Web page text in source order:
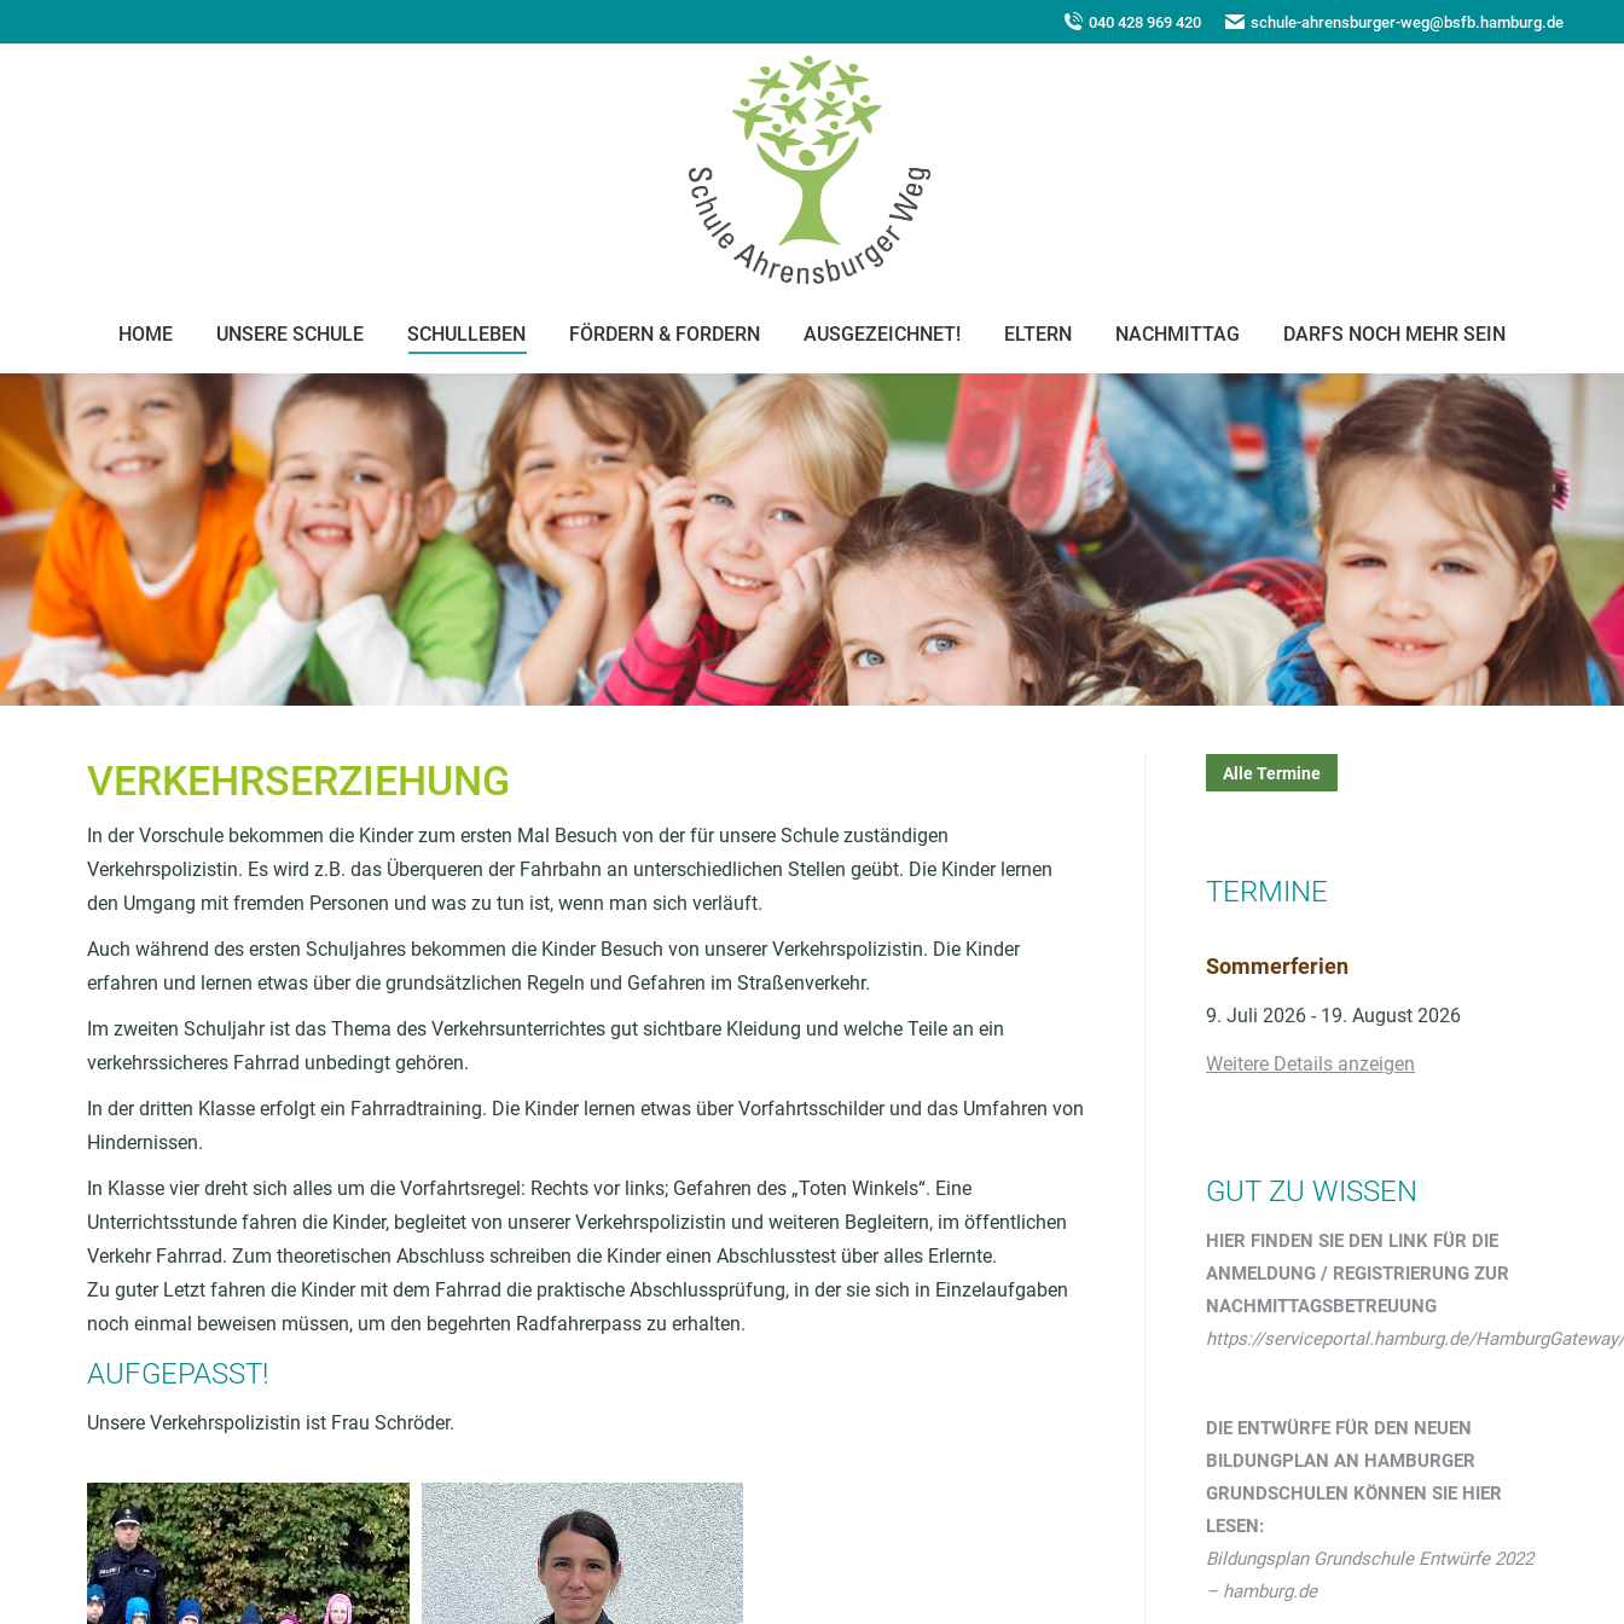
040 428 969 420 schule-ahrensburger-weg@bsfb.hamburg.de
HOME UNSERE SCHULE SCHULLEBEN FÖRDERN & FORDERN AUSGEZEICHNET! ELTERN NACHMITTAG DARFS NOCH MEHR SEIN
VERKEHRSERZIEHUNG
In der Vorschule bekommen die Kinder zum ersten Mal Besuch von der für unsere Schule zuständigen
Verkehrspolizistin. Es wird z.B. das Überqueren der Fahrbahn an unterschiedlichen Stellen geübt. Die Kinder lernen
den Umgang mit fremden Personen und was zu tun ist, wenn man sich verläuft.
Auch während des ersten Schuljahres bekommen die Kinder Besuch von unserer Verkehrspolizistin. Die Kinder
erfahren und lernen etwas über die grundsätzlichen Regeln und Gefahren im Straßenverkehr.
Im zweiten Schuljahr ist das Thema des Verkehrsunterrichtes gut sichtbare Kleidung und welche Teile an ein
verkehrssicheres Fahrrad unbedingt gehören.
In der dritten Klasse erfolgt ein Fahrradtraining. Die Kinder lernen etwas über Vorfahrtsschilder und das Umfahren von
Hindernissen.
In Klasse vier dreht sich alles um die Vorfahrtsregel: Rechts vor links; Gefahren des „Toten Winkels“. Eine
Unterrichtsstunde fahren die Kinder, begleitet von unserer Verkehrspolizistin und weiteren Begleitern, im öffentlichen
Verkehr Fahrrad. Zum theoretischen Abschluss schreiben die Kinder einen Abschlusstest über alles Erlernte.
Zu guter Letzt fahren die Kinder mit dem Fahrrad die praktische Abschlussprüfung, in der sie sich in Einzelaufgaben
noch einmal beweisen müssen, um den begehrten Radfahrerpass zu erhalten.
AUFGEPASST!
Unsere Verkehrspolizistin ist Frau Schröder.
Alle Termine
TERMINE
Sommerferien
9. Juli 2026 - 19. August 2026
Weitere Details anzeigen
GUT ZU WISSEN
HIER FINDEN SIE DEN LINK FÜR DIE
ANMELDUNG / REGISTRIERUNG ZUR
NACHMITTAGSBETREUUNG
https://serviceportal.hamburg.de/
DIE ENTWÜRFE FÜR DEN NEUEN
BILDUNGPLAN AN HAMBURGER
GRUNDSCHULEN KÖNNEN SIE HIER
LESEN:
Bildungsplan Grundschule Entwürfe 2022
– hamburg.de